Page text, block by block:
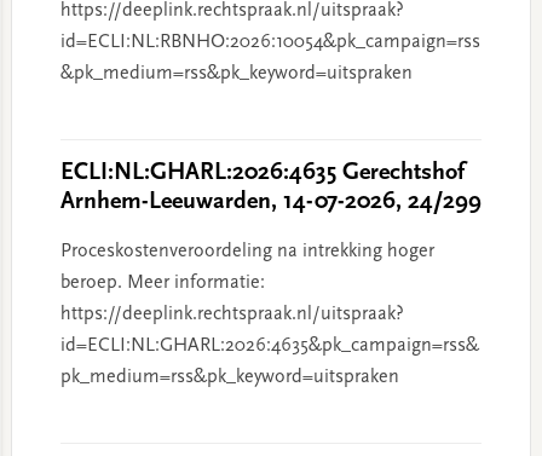
https://deeplink.rechtspraak.nl/uitspraak?
id=ECLI:NL:RBNHO:2026:10054&pk_campaign=rss
&pk_medium=rss&pk_keyword=uitspraken
ECLI:NL:GHARL:2026:4635 Gerechtshof
Arnhem-Leeuwarden, 14-07-2026, 24/299
Proceskostenveroordeling na intrekking hoger
beroep. Meer informatie:
https://deeplink.rechtspraak.nl/uitspraak?
id=ECLI:NL:GHARL:2026:4635&pk_campaign=rss&
pk_medium=rss&pk_keyword=uitspraken